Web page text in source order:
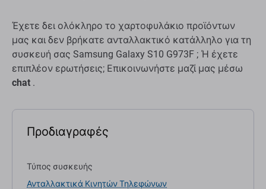
Έχετε δει ολόκληρο το χαρτοφυλάκιο προϊόντων
μας και δεν βρήκατε ανταλλακτικό κατάλληλο για τη
συσκευή σας Samsung Galaxy S10 G973F ; Ή έχετε
επιπλέον ερωτήσεις; Επικοινωνήστε μαζί μας μέσω
chat .
Προδιαγραφές
Τύπος συσκευής
Ανταλλακτικά Κινητών Τηλεφώνων